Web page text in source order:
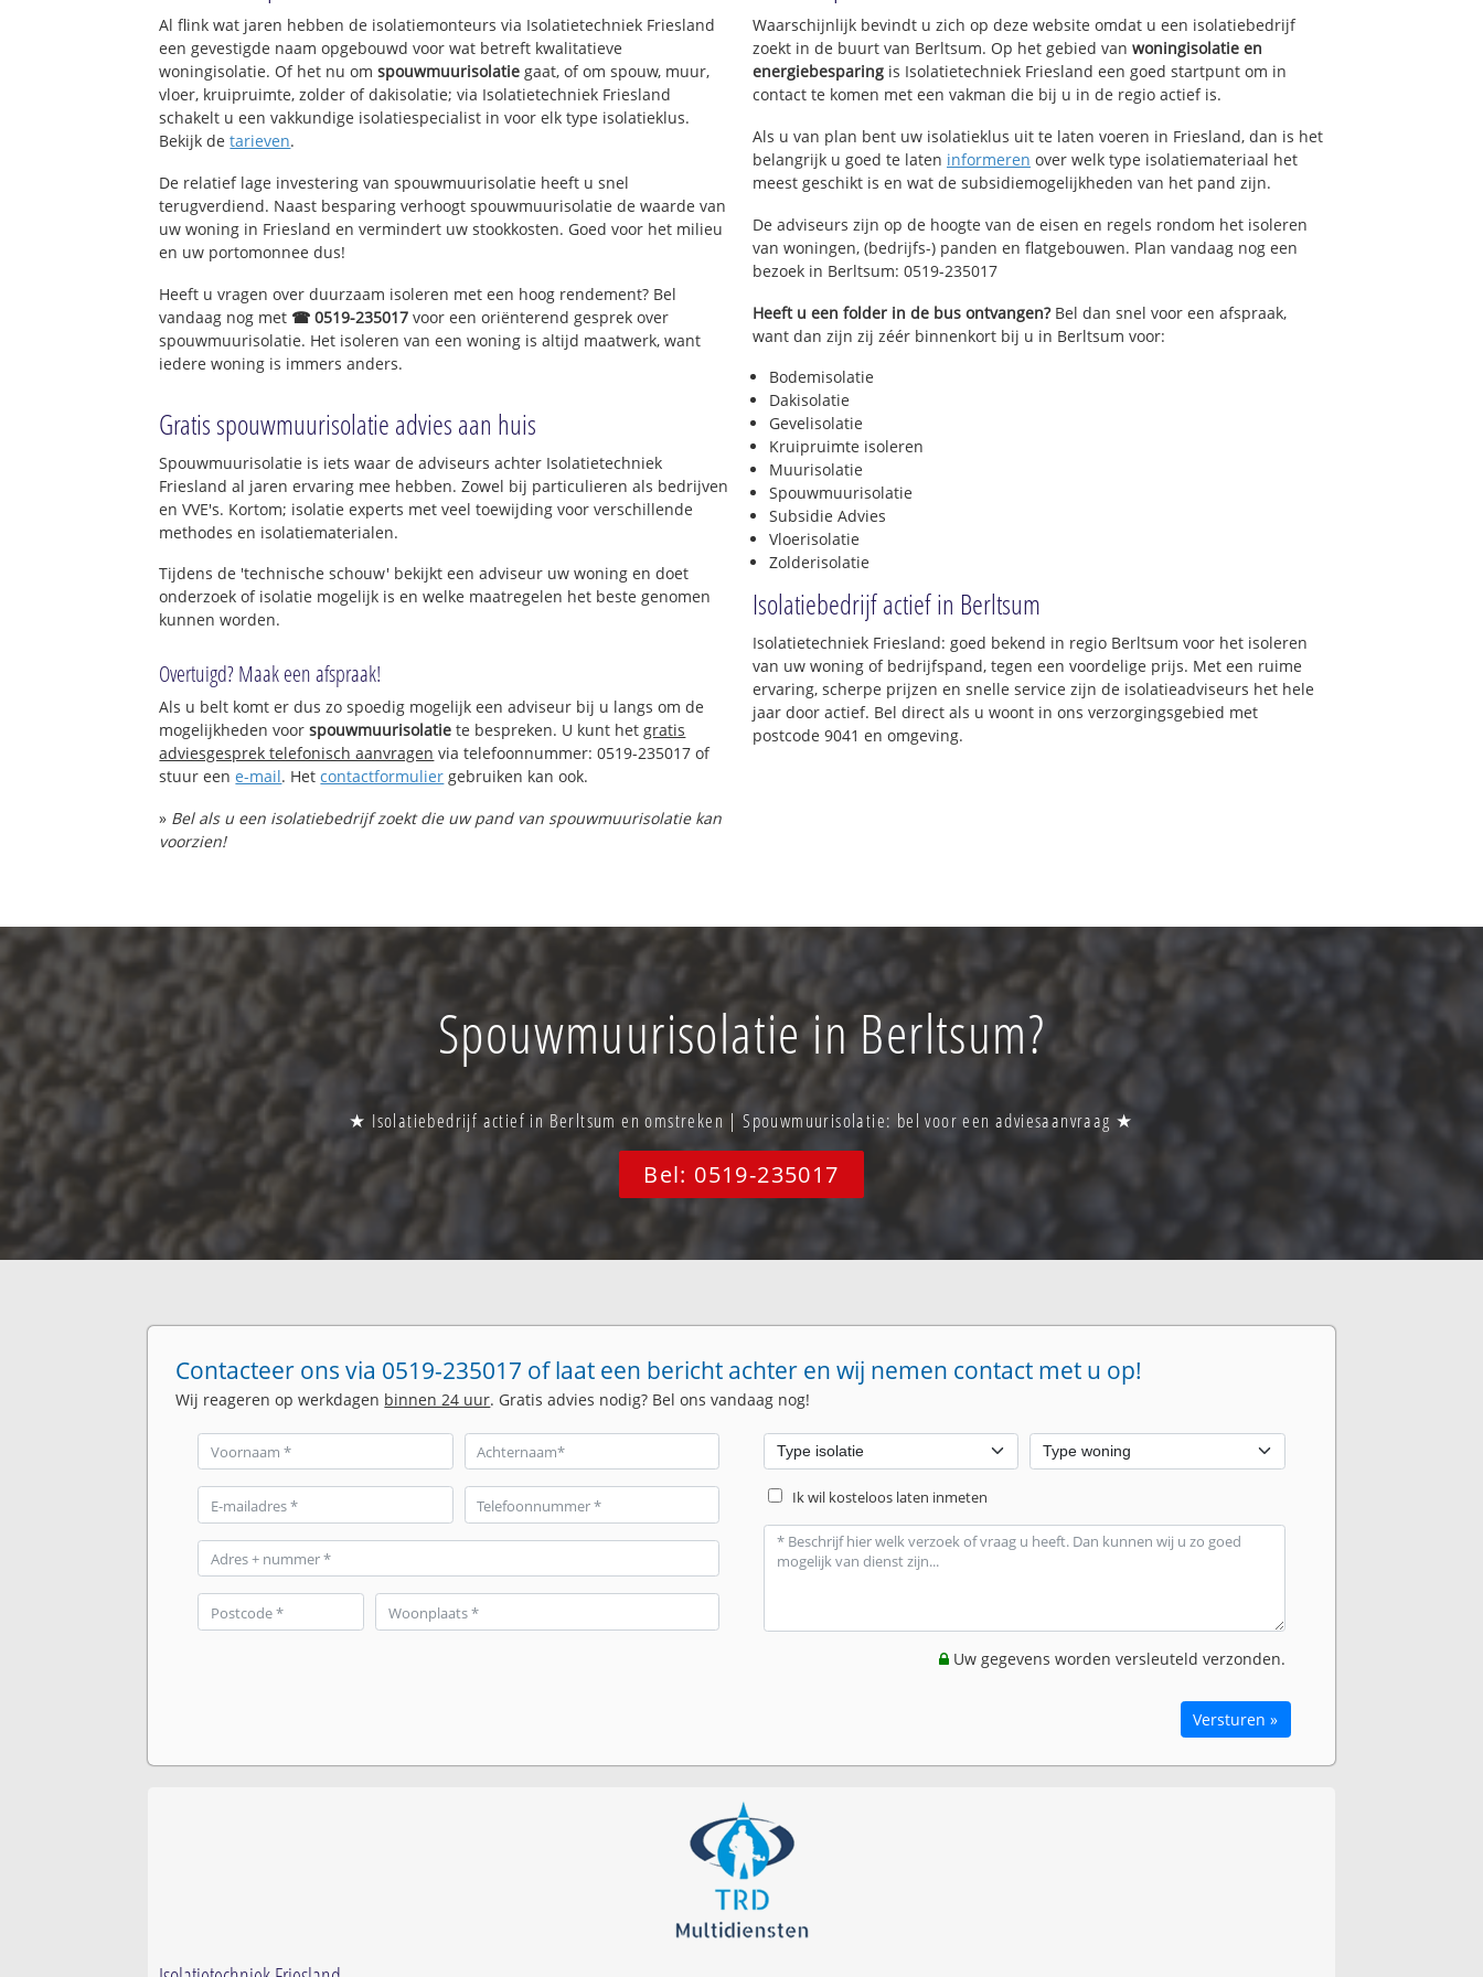
Al flink wat jaren hebben de isolatiemonteurs via Isolatietechniek Friesland
een gevestigde naam opgebouwd voor wat betreft kwalitatieve
woningisolatie. Of het nu omspouwmuurisolatie gaat, of om spouw, muur,
vloer, kruipruimte, zolder of dakisolatie; via Isolatietechniek Friesland
schakelt u een vakkundige isolatiespecialist in voor elk type isolatieklus.
Bekijk detarieven.
De relatief lage investering van spouwmuurisolatie heeft u snel
terugverdiend. Naast besparing verhoogt spouwmuurisolatie de waarde van
uw woning in Friesland en vermindert uw stookkosten. Goed voor het milieu
en uw portomonnee dus!
Heeft u vragen over duurzaam isoleren met een hoog rendement? Bel
vandaag nog met ☎ 0519-235017 voor een oriënterend gesprek over
spouwmuurisolatie. Het isoleren van een woning is altijd maatwerk, want
iedere woning is immers anders.
Gratis spouwmuurisolatie advies aan huis
Spouwmuurisolatie is iets waar de adviseurs achter Isolatietechniek
Friesland al jaren ervaring mee hebben. Zowel bij particulieren als bedrijven
en VVE's. Kortom; isolatie experts met veel toewijding voor verschillende
methodes en isolatiematerialen.
Tijdens de 'technische schouw' bekijkt een adviseur uw woning en doet
onderzoek of isolatie mogelijk is en welke maatregelen het beste genomen
kunnen worden.
Overtuigd? Maak een afspraak!
Als u belt komt er dus zo spoedig mogelijk een adviseur bij u langs om de
mogelijkheden voorspouwmuurisolatie te bespreken. U kunt hetgratis
adviesgesprek telefonisch aanvragen via telefoonnummer: 0519-235017 of
stuur eene-mail. Hetcontactformulier gebruiken kan ook.
» Bel als u een isolatiebedrijf zoekt die uw pand van spouwmuurisolatie kan
voorzien!
Waarschijnlijk bevindt u zich op deze website omdat u een isolatiebedrijf
zoekt in de buurt van Berltsum. Op het gebied van woningisolatie en
energiebesparing is Isolatietechniek Friesland een goed startpunt om in
contact te komen met een vakman die bij u in de regio actief is.
Als u van plan bent uw isolatieklus uit te laten voeren in Friesland, dan is het
belangrijk u goed te laten informeren over welk type isolatiemateriaal het
meest geschikt is en wat de subsidiemogelijkheden van het pand zijn.
De adviseurs zijn op de hoogte van de eisen en regels rondom het isoleren
van woningen, (bedrijfs-) panden en flatgebouwen. Plan vandaag nog een
bezoek in Berltsum: 0519-235017
Heeft u een folder in de bus ontvangen?Bel dan snel voor een afspraak,
want dan zijn zij zéér binnenkort bij u in Berltsum voor:
Bodemisolatie
Dakisolatie
Gevelisolatie
Kruipruimte isoleren
Muurisolatie
Spouwmuurisolatie
Subsidie Advies
Vloerisolatie
Zolderisolatie
Isolatiebedrijf actief in Berltsum
Isolatietechniek Friesland: goed bekend in regio Berltsum voor het isoleren
van uw woning of bedrijfspand, tegen een voordelige prijs. Met een ruime
ervaring, scherpe prijzen en snelle service zijn de isolatieadviseurs het hele
jaar door actief. Bel direct als u woont in ons verzorgingsgebied met
postcode 9041 en omgeving.
Spouwmuurisolatie in Berltsum?
★ Isolatiebedrijf actief in Berltsum en omstreken | Spouwmuurisolatie: bel voor een adviesaanvraag ★
Bel: 0519-235017
Contacteer ons via 0519-235017 of laat een bericht achter en wij nemen contact met u op!
Wij reageren op werkdagen binnen 24 uur. Gratis advies nodig? Bel ons vandaag nog!
Ik wil kosteloos laten inmeten
Uw gegevens worden versleuteld verzonden.
Versturen »